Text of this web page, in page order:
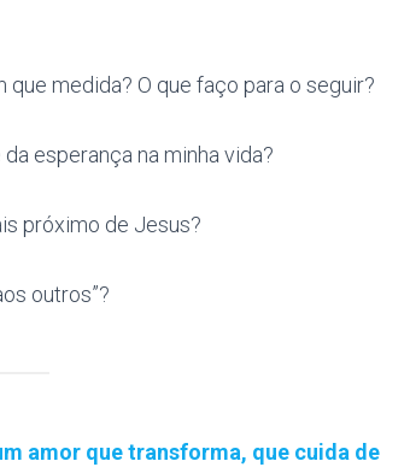
medida? O que faço para o seguir?
esperança na minha vida?
próximo de Jesus?
outros”?
amor que transforma, que cuida de